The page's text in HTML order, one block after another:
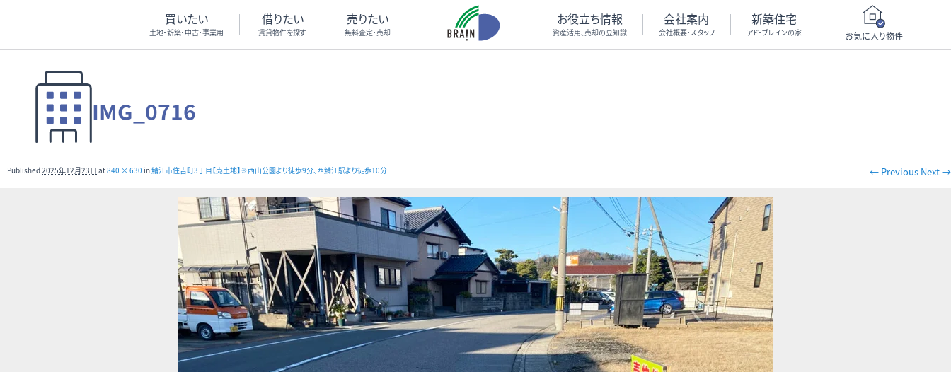
買いたい
土地・新築・中古・事業用
借りたい
賃貸物件を探す
売りたい
無料査定・売却
お役立ち情報
資産活用、売却の豆知識
会社案内
会社概要・スタッフ
新築住宅
アド・ブレインの家 お気に入り物件
IMG_0716
Published2025年12月23日 at840 × 630 in鯖江市住吉町3丁目【売土地】※西山公園より徒歩9分、西鯖江駅より徒歩10分 ← Previous Next →